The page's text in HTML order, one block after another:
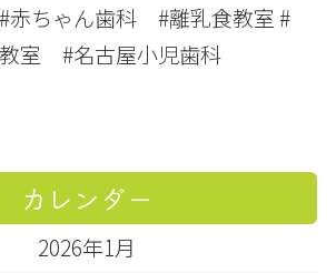
ちゃん歯科 #離乳食教室 #
室 #名古屋小児歯科
カレンダー
2026年1月